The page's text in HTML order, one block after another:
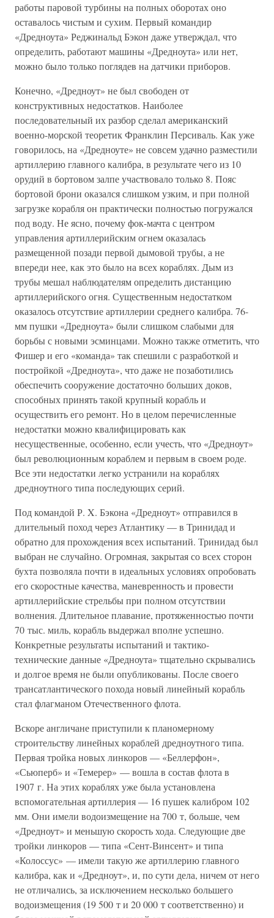
работы паровой турбины на полных оборотах оно
оставалось чистым и сухим. Первый командир
«Дредноута» Реджинальд Бэкон даже утверждал, что
определить, работают машины «Дредноута» или нет,
можно было только поглядев на датчики приборов.
Конечно, «Дредноут» не был свободен от
конструктивных недостатков. Наиболее
последовательный их разбор сделал американский
военно-морской теоретик Франклин Персиваль. Как уже
говорилось, на «Дредноуте» не совсем удачно разместили
артиллерию главного калибра, в результате чего из 10
орудий в бортовом залпе участвовало только 8. Пояс
бортовой брони оказался слишком узким, и при полной
загрузке корабля он практически полностью погружался
под воду. Не ясно, почему фок-мачта с центром
управления артиллерийским огнем оказалась
размещенной позади первой дымовой трубы, а не
впереди нее, как это было на всех кораблях. Дым из
трубы мешал наблюдателям определить дистанцию
артиллерийского огня. Существенным недостатком
оказалось отсутствие артиллерии среднего калибра. 76-
мм пушки «Дредноута» были слишком слабыми для
борьбы с новыми эсминцами. Можно также отметить, что
Фишер и его «команда» так спешили с разработкой и
постройкой «Дредноута», что даже не позаботились
обеспечить сооружение достаточно больших доков,
способных принять такой крупный корабль и
осуществить его ремонт. Но в целом перечисленные
недостатки можно квалифицировать как
несущественные, особенно, если учесть, что «Дредноут»
был революционным кораблем и первым в своем роде.
Все эти недостатки легко устранили на кораблях
дредноутного типа последующих серий.
Под командой Р. X. Бэкона «Дредноут» отправился в
длительный поход через Атлантику — в Тринидад и
обратно для прохождения всех испытаний. Тринидад был
выбран не случайно. Огромная, закрытая со всех сторон
бухта позволяла почти в идеальных условиях опробовать
его скоростные качества, маневренность и провести
артиллерийские стрельбы при полном отсутствии
волнения. Длительное плавание, протяженностью почти
70 тыс. миль, корабль выдержал вполне успешно.
Конкретные результаты испытаний и тактико-
технические данные «Дредноута» тщательно скрывались
и долгое время не были опубликованы. После своего
трансатлантического похода новый линейный корабль
стал флагманом Отечественного флота.
Вскоре англичане приступили к планомерному
строительству линейных кораблей дредноутного типа.
Первая тройка новых линкоров — «Беллерфон»,
«Сьюперб» и «Темерер» — вошла в состав флота в
1907 г. На этих кораблях уже была установлена
вспомогательная артиллерия — 16 пушек калибром 102
мм. Они имели водоизмещение на 700 т, больше, чем
«Дредноут» и меньшую скорость хода. Следующие две
тройки линкоров — типа «Сент-Винсент» и типа
«Колоссус» — имели такую же артиллерию главного
калибра, как и «Дредноут», и, по сути дела, ничем от него
не отличались, за исключением несколько большего
водоизмещения (19 500 т и 20 000 т соответственно) и